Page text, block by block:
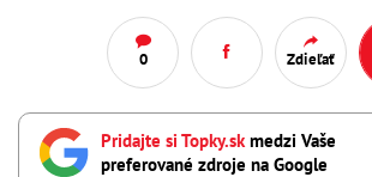
0 Zdieľať
Pridajte si Topky.sk medzi Vaše
preferované zdroje na Google